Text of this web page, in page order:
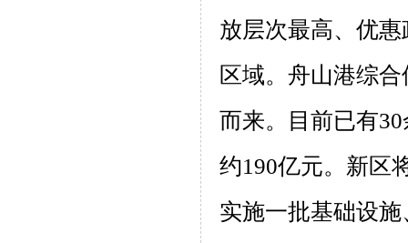
放层次最高、优
区域。舟山港综
而来。目前已有30
约190亿元。新区
实施一批基础设